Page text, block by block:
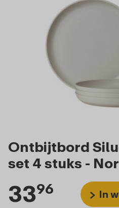
Ontbijtbord
set 4 stuks -
3396 In